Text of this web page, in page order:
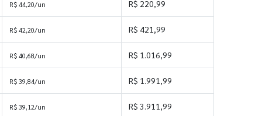
R$ 44,20/un R$ 220,99
R$ 42,20/un R$ 421,99
R$ 40,68/un R$ 1.016,99
R$ 39,84/un R$ 1.991,99
R$ 39,12/un R$ 3.911,99